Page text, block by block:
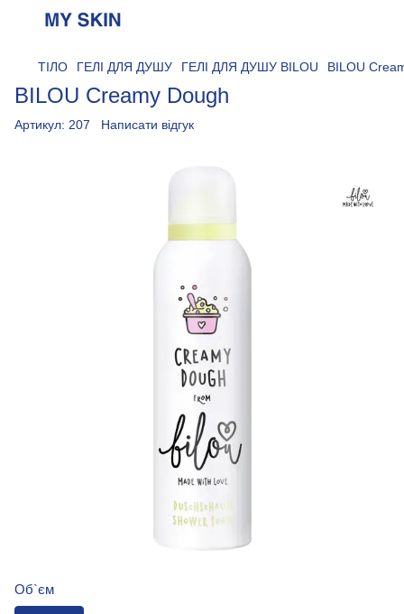
ТІЛО ГЕЛІ ДЛЯ ДУШУ ГЕЛІ ДЛЯ ДУШУ BILOU BILOU
BILOU Creamy Dough
Артикул: 207 Написати відгук
Об`єм